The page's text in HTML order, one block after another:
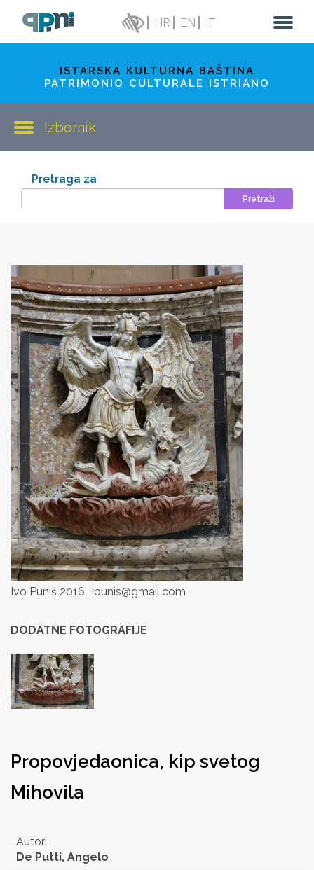
HR EN IT
ISTARSKA KULTURNA BAŠTINA
PATRIMONIO CULTURALE ISTRIANO
Izbornik
Pretraga za
Pretraži
Ivo Puniš 2016., ipunis@gmail.com
DODATNE FOTOGRAFIJE
Propovjedaonica, kip svetog
Mihovila
Autor:
De Putti, Angelo